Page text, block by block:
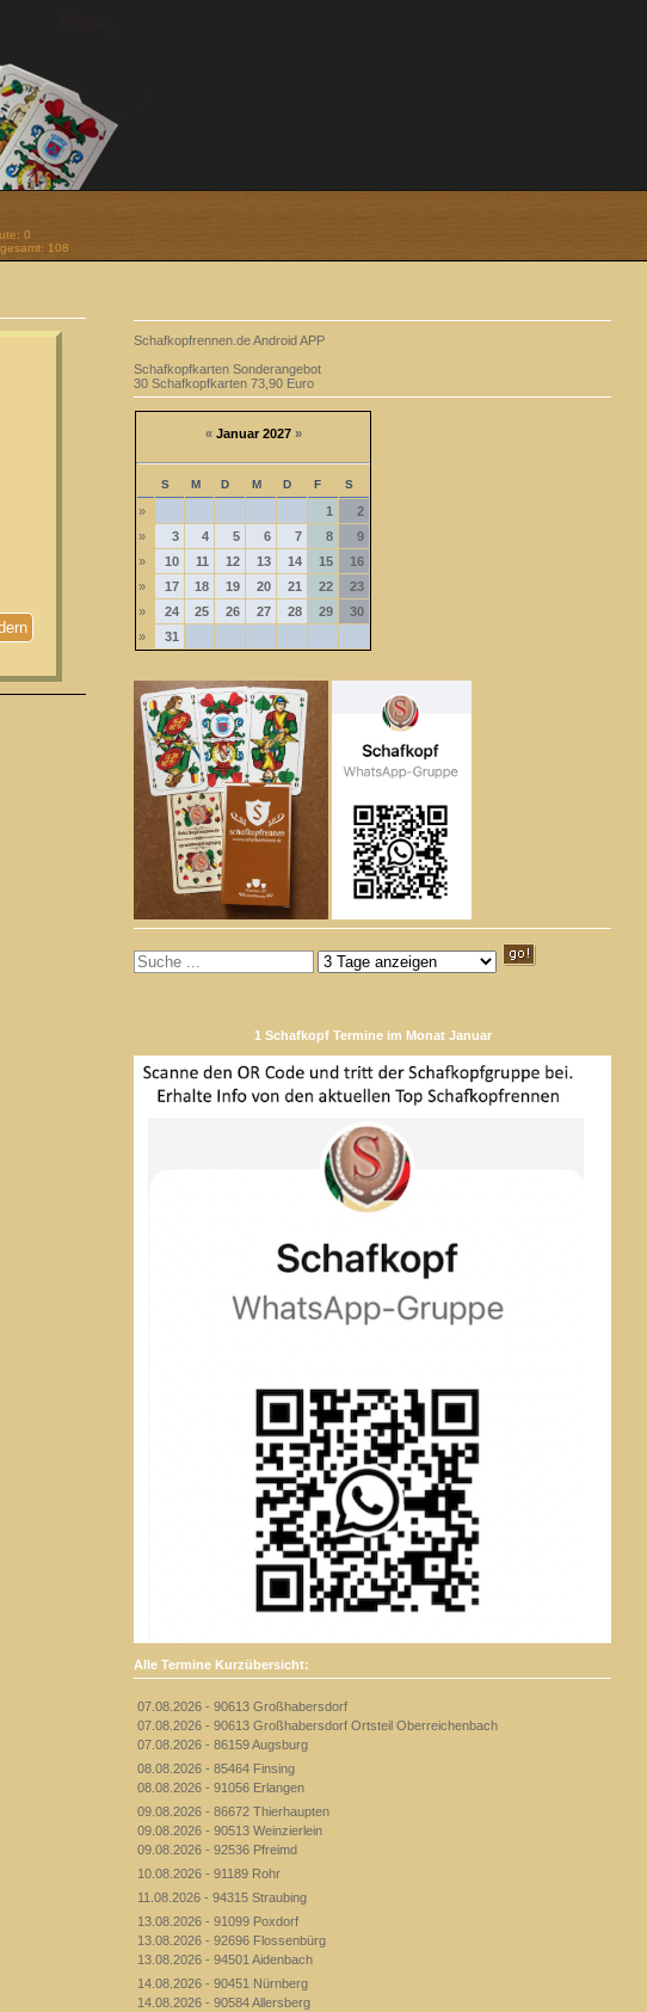
0
108
Schafkopfrennen.de Android APP
Schafkopfkarten Sonderangebot
30 Schafkopfkarten 73,90 Euro
«Januar 2027 »
S M D M D F S
» 1
2
»
3 4 5 6 7 8
9
»
10 11 12 13 14 15
16
»
17 18 19 20 21 22
23
»
24 25 26 27 28 29
30
»
31
1 Schafkopf Termine im Monat Januar
Alle Termine Kurzübersicht:
07.08.2026 - 90613 Großhabersdorf
07.08.2026 - 90613 Großhabersdorf Ortsteil Oberreichenbach
07.08.2026 - 86159 Augsburg
08.08.2026 - 85464 Finsing
08.08.2026 - 91056 Erlangen
09.08.2026 - 86672 Thierhaupten
09.08.2026 - 90513 Weinzierlein
09.08.2026 - 92536 Pfreimd
10.08.2026 - 91189 Rohr
11.08.2026 - 94315 Straubing
13.08.2026 - 91099 Poxdorf
13.08.2026 - 92696 Flossenbürg
13.08.2026 - 94501 Aidenbach
14.08.2026 - 90451 Nürnberg
14.08.2026 - 90584 Allersberg